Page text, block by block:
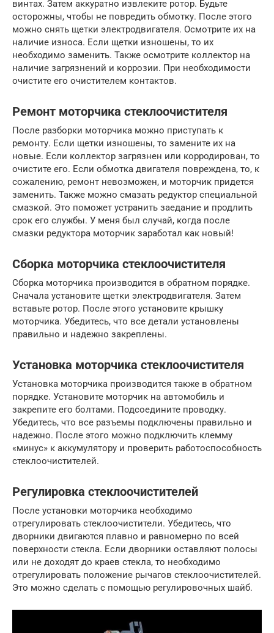
винтах. Затем аккуратно извлеките ротор. Будьте
осторожны, чтобы не повредить обмотку. После этого
можно снять щетки электродвигателя. Осмотрите их на
наличие износа. Если щетки изношены, то их
необходимо заменить. Также осмотрите коллектор на
наличие загрязнений и коррозии. При необходимости
очистите его очистителем контактов.
Ремонт моторчика стеклоочистителя
После разборки моторчика можно приступать к
ремонту. Если щетки изношены, то замените их на
новые. Если коллектор загрязнен или корродирован, то
очистите его. Если обмотка двигателя повреждена, то, к
сожалению, ремонт невозможен, и моторчик придется
заменить. Также можно смазать редуктор специальной
смазкой. Это поможет устранить заедание и продлить
срок его службы. У меня был случай, когда после
смазки редуктора моторчик заработал как новый!
Сборка моторчика стеклоочистителя
Сборка моторчика производится в обратном порядке.
Сначала установите щетки электродвигателя. Затем
вставьте ротор. После этого установите крышку
моторчика. Убедитесь, что все детали установлены
правильно и надежно закреплены.
Установка моторчика стеклоочистителя
Установка моторчика производится также в обратном
порядке. Установите моторчик на автомобиль и
закрепите его болтами. Подсоедините проводку.
Убедитесь, что все разъемы подключены правильно и
надежно. После этого можно подключить клемму
«минус» к аккумулятору и проверить работоспособность
стеклоочистителей.
Регулировка стеклоочистителей
После установки моторчика необходимо
отрегулировать стеклоочистители. Убедитесь, что
дворники двигаются плавно и равномерно по всей
поверхности стекла. Если дворники оставляют полосы
или не доходят до краев стекла, то необходимо
отрегулировать положение рычагов стеклоочистителей.
Это можно сделать с помощью регулировочных шайб.